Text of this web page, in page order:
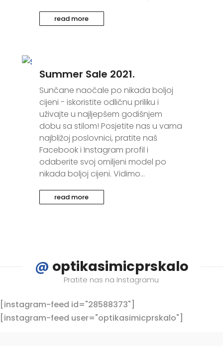
read more
Summer Sale 2021.
Sunčane naočale po nikada boljoj
cijeni - iskoristite odličnu priliku i
uživajte u najljepšem godišnjem
dobu sa stilom! Posjetite nas u vama
najbližoj poslovnici, pratite naš
Facebook i Instagram profil i
odaberite svoj omiljeni model po
nikada boljoj cijeni. Vidimo...
read more
@ optikasimicprskalo
Pratite nas na Instagramu
[instagram-feed id="28588373"]
[instagram-feed user="optikasimicprskalo"]